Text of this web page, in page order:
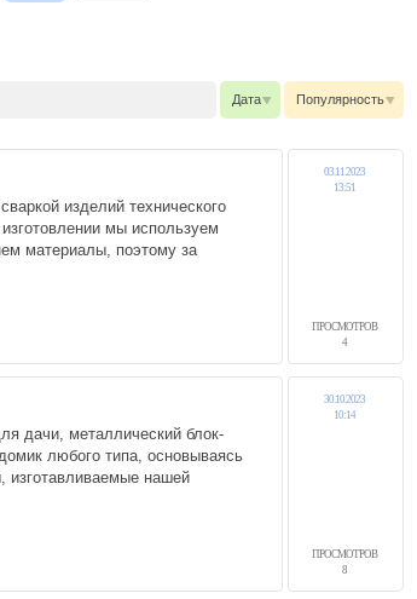
Дата Популярность
изделий технического
мы используем
материалы, поэтому за
ПРОСМОТРОВ
4
03.11.2023
13:51
дачи, металлический блок-
любого типа, основываясь
нашей
ПРОСМОТРОВ
8
30.10.2023
10:14